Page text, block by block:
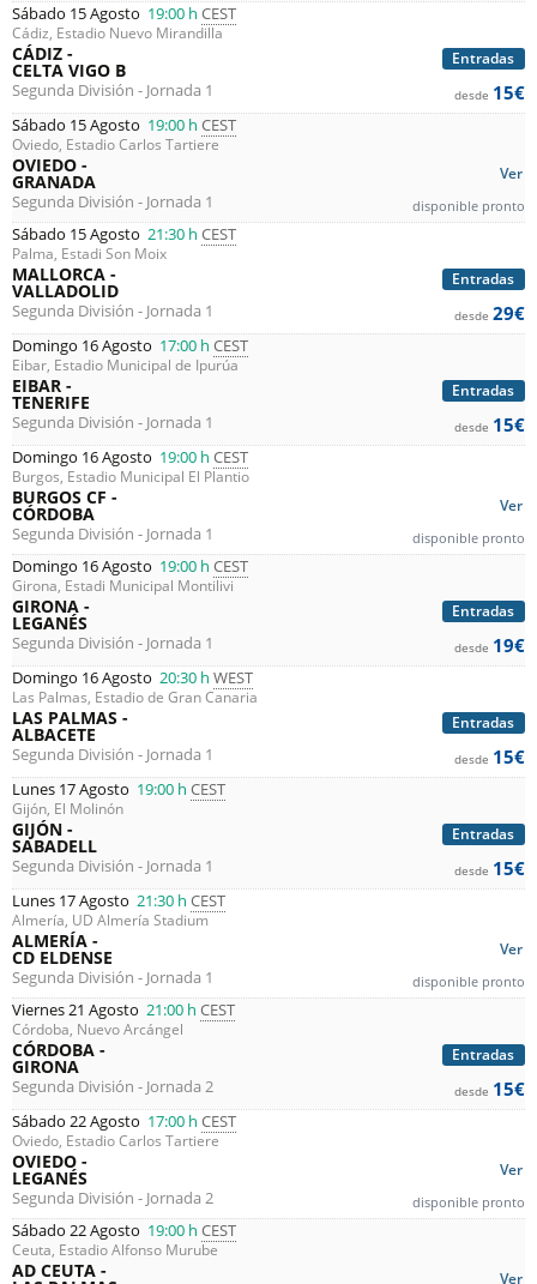
Sábado 15 Agosto 19:00 h CEST
Cádiz, Estadio Nuevo Mirandilla
Entradas
CÁDIZ -
CELTA VIGO B
Segunda División - Jornada 1 desde 15€
Sábado 15 Agosto 19:00 h CEST
Oviedo, Estadio Carlos Tartiere
Ver
OVIEDO -
GRANADA
Segunda División - Jornada 1 disponible pronto
Sábado 15 Agosto 21:30 h CEST
Palma, Estadi Son Moix
Entradas
MALLORCA -
VALLADOLID
Segunda División - Jornada 1 desde 29€
Domingo 16 Agosto 17:00 h CEST
Eibar, Estadio Municipal de Ipurúa
Entradas
EIBAR -
TENERIFE
Segunda División - Jornada 1 desde 15€
Domingo 16 Agosto 19:00 h CEST
Burgos, Estadio Municipal El Plantio
Ver
BURGOS CF -
CÓRDOBA
Segunda División - Jornada 1 disponible pronto
Domingo 16 Agosto 19:00 h CEST
Girona, Estadi Municipal Montilivi
Entradas
GIRONA -
LEGANÉS
Segunda División - Jornada 1 desde 19€
Domingo 16 Agosto 20:30 h WEST
Las Palmas, Estadio de Gran Canaria
Entradas
LAS PALMAS -
ALBACETE
Segunda División - Jornada 1 desde 15€
Lunes 17 Agosto 19:00 h CEST
Gijón, El Molinón
Entradas
GIJÓN -
SABADELL
Segunda División - Jornada 1 desde 15€
Lunes 17 Agosto 21:30 h CEST
Almería, UD Almería Stadium
Ver
ALMERÍA -
CD ELDENSE
Segunda División - Jornada 1 disponible pronto
Viernes 21 Agosto 21:00 h CEST
Córdoba, Nuevo Arcángel
Entradas
CÓRDOBA -
GIRONA
Segunda División - Jornada 2 desde 15€
Sábado 22 Agosto 17:00 h CEST
Oviedo, Estadio Carlos Tartiere
Ver
OVIEDO -
LEGANÉS
Segunda División - Jornada 2 disponible pronto
Sábado 22 Agosto 19:00 h CEST
Ceuta, Estadio Alfonso Murube
Ver
AD CEUTA -